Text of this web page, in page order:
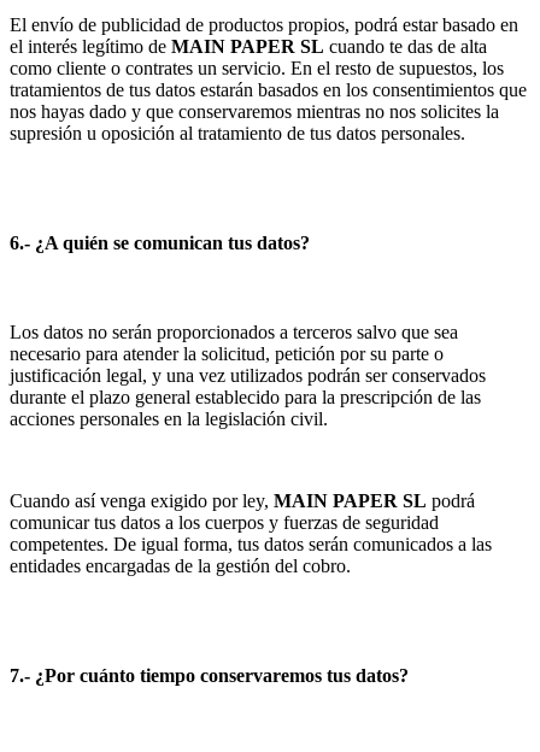
El envío de publicidad de productos propios, podrá estar basado en
el interés legítimo de MAIN PAPER SL cuando te das de alta
como cliente o contrates un servicio. En el resto de supuestos, los
tratamientos de tus datos estarán basados en los consentimientos que
nos hayas dado y que conservaremos mientras no nos solicites la
supresión u oposición al tratamiento de tus datos personales.
6.- ¿A quién se comunican tus datos?
Los datos no serán proporcionados a terceros salvo que sea
necesario para atender la solicitud, petición por su parte o
justificación legal, y una vez utilizados podrán ser conservados
durante el plazo general establecido para la prescripción de las
acciones personales en la legislación civil.
Cuando así venga exigido por ley, MAIN PAPER SL podrá
comunicar tus datos a los cuerpos y fuerzas de seguridad
competentes. De igual forma, tus datos serán comunicados a las
entidades encargadas de la gestión del cobro.
7.- ¿Por cuánto tiempo conservaremos tus datos?